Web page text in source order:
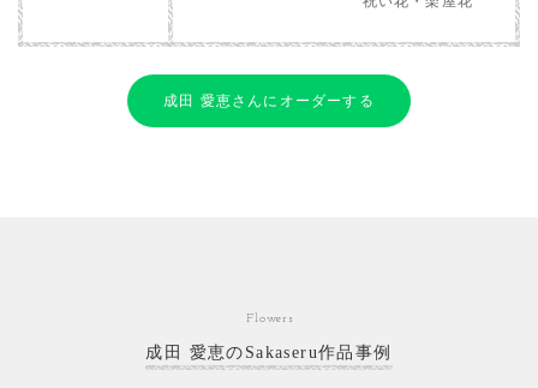
成田 愛恵さんにオーダーする
Flowers
成田 愛恵のSakaseru作品事例